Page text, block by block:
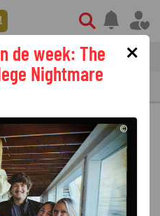
nieuws
GEMIST
×
de week: The
Nightmare
©